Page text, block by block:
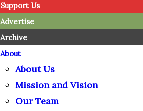
Support Us
Advertise
Archive
About
About Us
Mission and Vision
Our Team